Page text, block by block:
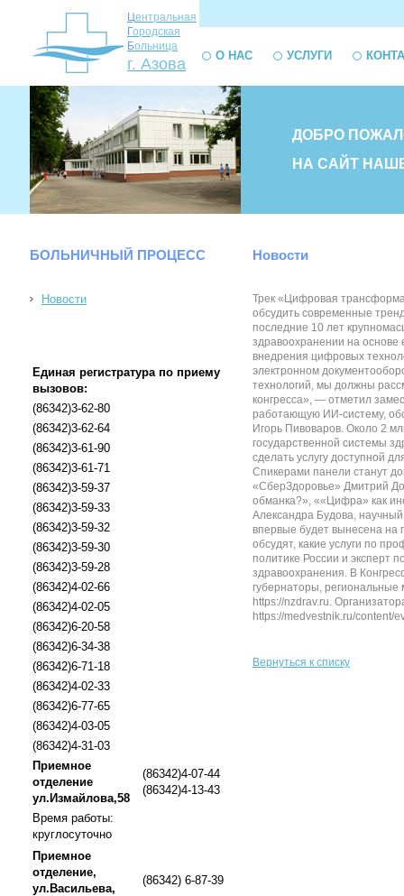
Центральная
Городская
Больница
г. Азова О НАС УСЛУГИ
ДОБРО
НА САЙТ
БОЛЬНИЧНЫЙ ПРОЦЕСС
Новости
Единая регистратура по приему
вызовов:
(86342)3-62-80
(86342)3-62-64
(86342)3-61-90
(86342)3-61-71
(86342)3-59-37
(86342)3-59-33
(86342)3-59-32
(86342)3-59-30
(86342)3-59-28
(86342)4-02-66
(86342)4-02-05
(86342)6-20-58
(86342)6-34-38
(86342)6-71-18
(86342)4-02-33
(86342)6-77-65
(86342)4-03-05
(86342)4-31-03
Приемное
отделение
ул.Измайлова,58
(86342)4-07-44
(86342)4-13-43
Время работы:
круглосуточно
Приемное
отделение,
ул.Васильева,
(86342) 6-87-39
Новости
Трек «Цифровая
обсудить современные
последние 10 лет
здравоохранении на
внедрения цифровых
электронном
технологий, мы должны
конгресса», — отметил
работающую ИИ-систему,
Игорь Пивоваров. Около 2
государственной системы
сделать услугу доступной
Спикерами панели станут
«СберЗдоровье» Дмитрий
обманка?», ««Цифра» как
Александра Будова,
впервые будет вынесена на
обсудят, какие услуги по
политике России и эксперт
здравоохранения. В
губернаторы,
https://nzdrav.ru.
https://medvestnik.ru/content/
Вернуться к списку